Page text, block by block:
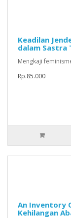
Keadilan
dalam Sastra
Mengkaji
Rp.85.000
An Inventory
Kehilangan